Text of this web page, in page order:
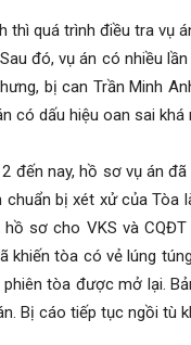
thì quá trình điều tra vụ
đó, vụ án có nhiều
bị can Trần Minh
có dấu hiệu oan sai khá
đến nay, hồ sơ vụ án
bị xét xử của Tòa
hồ sơ cho VKS và
khiến tòa có vẻ lúng
tòa được mở lại.
Bị cáo tiếp tục ngồi tù